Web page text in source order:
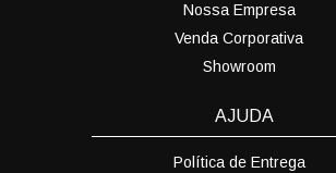
Nossa Empresa
Venda Corporativa
Showroom
AJUDA
Política de Entrega